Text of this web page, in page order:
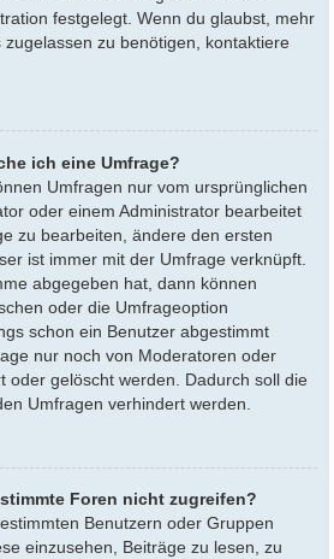
festgelegt. Wenn du glaubst, mehr
zu benötigen, kontaktiere
ich eine Umfrage?
Umfragen nur vom ursprünglichen
oder einem Administrator bearbeitet
zu bearbeiten, ändere den ersten
ist immer mit der Umfrage verknüpft.
abgegeben hat, dann können
oder die Umfrageoption
schon ein Benutzer abgestimmt
nur noch von Moderatoren oder
oder gelöscht werden. Dadurch soll die
Umfragen verhindert werden.
Foren nicht zugreifen?
Benutzern oder Gruppen
einzusehen, Beiträge zu lesen, zu